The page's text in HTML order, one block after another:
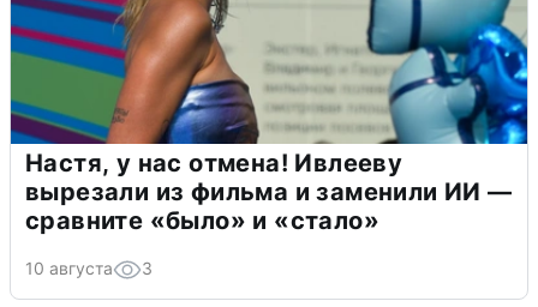
Настя, у нас отмена! Ивлееву
вырезали из фильма и заменили ИИ —
сравните «было» и «стало»
10 августа 3